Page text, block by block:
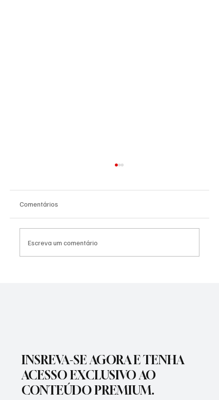
Comentários
Escreva um comentário
INSREVA-SE AGORA E TENHA
ACESSO EXCLUSIVO AO
CONTEÚDO PREMIUM.